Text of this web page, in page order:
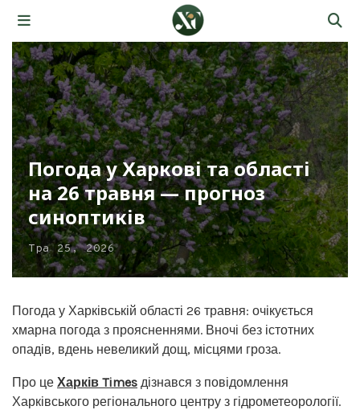
Погода у Харкові та області
на 26 травня — прогноз
синоптиків
Тра 25, 2026
Погода у Харківській області 26 травня: очікується
хмарна погода з проясненнями. Вночі без істотних
опадів, вдень невеликий дощ, місцями гроза.
Про це Харків Times дізнався з повідомлення
Харківського регіонального центру з гідрометеорології.